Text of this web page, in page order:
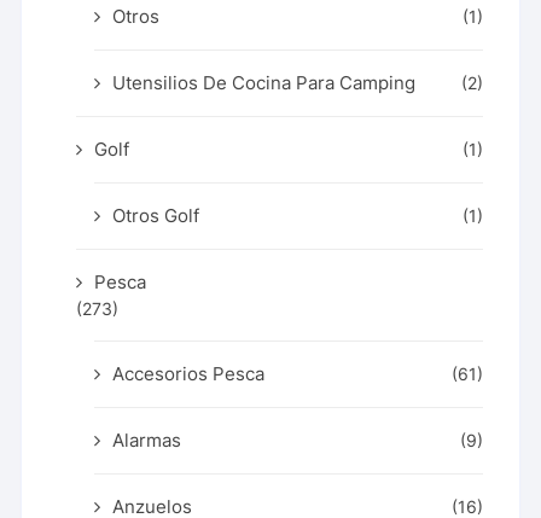
Otros (1)
Utensilios De Cocina Para Camping (2)
Golf (1)
Otros Golf (1)
Pesca
(273)
Accesorios Pesca (61)
Alarmas (9)
Anzuelos (16)